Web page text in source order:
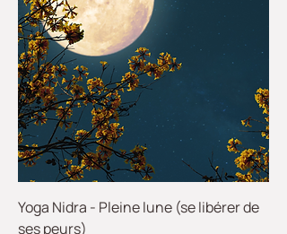
Yoga Nidra - Pleine lune (se libérer de
ses peurs)